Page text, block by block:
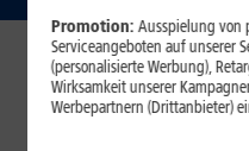
Montabaur / Tokio /
2023.Der deutsche
Promotion:Ausspielung von
Serviceangeboten auf unserer
(personalisierte Werbung),
Wirksamkeit unserer
Werbepartnern (Drittanbieter)